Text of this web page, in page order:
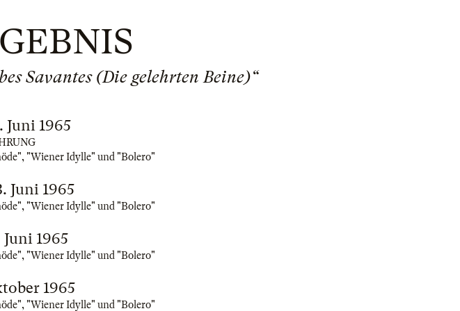
Savantes (Die gelehrten Beine)“
Juni 1965
"Wiener Idylle" und "Bolero"
Juni 1965
"Wiener Idylle" und "Bolero"
1965
"Wiener Idylle" und "Bolero"
1965
"Wiener Idylle" und "Bolero"